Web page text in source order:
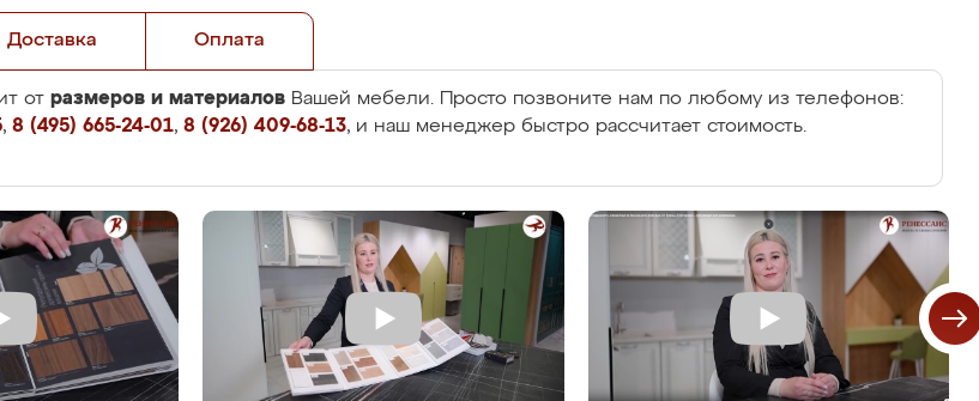
Доставка Оплата
от размеров и материалов Вашей мебели. Просто позвоните нам по любому из телефонов:
, 8 (495) 665-24-01, 8 (926) 409-68-13, и наш менеджер быстро рассчитает стоимость.